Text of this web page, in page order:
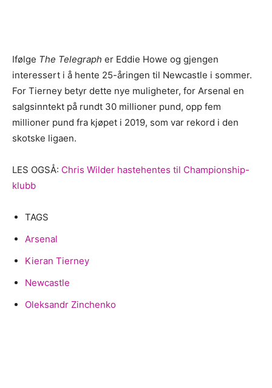
Ifølge The Telegraph er Eddie Howe og gjengen
interessert i å hente 25-åringen til Newcastle i sommer.
For Tierney betyr dette nye muligheter, for Arsenal en
salgsinntekt på rundt 30 millioner pund, opp fem
millioner pund fra kjøpet i 2019, som var rekord i den
skotske ligaen.
LES OGSÅ: Chris Wilder hastehentes til Championship-
klubb
TAGS
Arsenal
Kieran Tierney
Newcastle
Oleksandr Zinchenko